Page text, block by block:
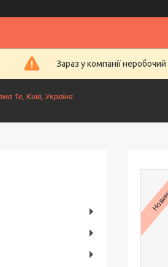
Зараз у компанії
1е, Київ, Україна